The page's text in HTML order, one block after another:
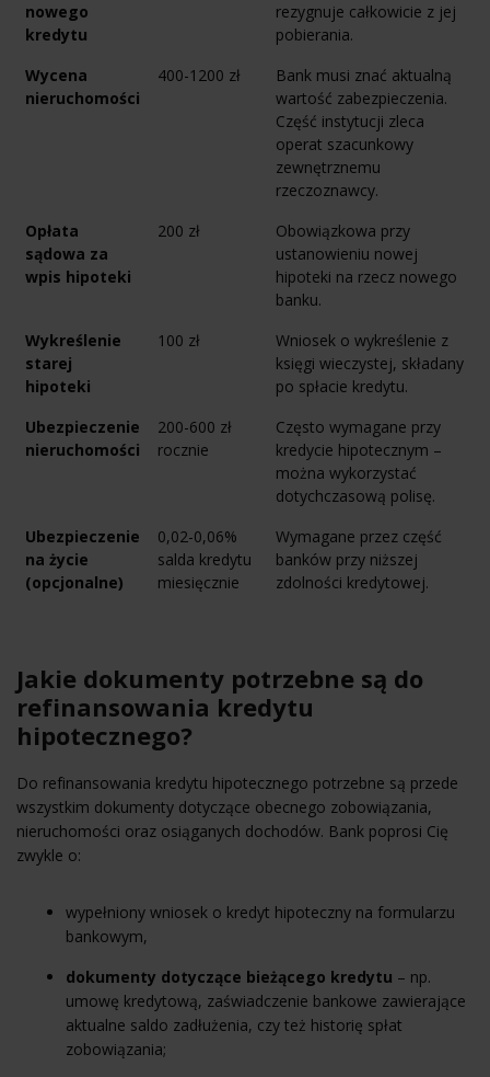
nowego
kredytu
rezygnuje całkowicie z jej
pobierania.
Wycena
nieruchomości
400-1200 zł
Bank musi znać aktualną
wartość zabezpieczenia.
Część instytucji zleca
operat szacunkowy
zewnętrznemu
rzeczoznawcy.
Opłata
sądowa za
wpis hipoteki
200 zł
Obowiązkowa przy
ustanowieniu nowej
hipoteki na rzecz nowego
banku.
Wykreślenie
starej
hipoteki
100 zł
Wniosek o wykreślenie z
księgi wieczystej, składany
po spłacie kredytu.
Ubezpieczenie
nieruchomości
200-600 zł
rocznie
Często wymagane przy
kredycie hipotecznym –
można wykorzystać
dotychczasową polisę.
Ubezpieczenie
na życie
(opcjonalne)
0,02-0,06%
salda kredytu
miesięcznie
Wymagane przez część
banków przy niższej
zdolności kredytowej.
Jakie dokumenty potrzebne są do
refinansowania kredytu
hipotecznego?
Do refinansowania kredytu hipotecznego potrzebne są przede
wszystkim dokumenty dotyczące obecnego zobowiązania,
nieruchomości oraz osiąganych dochodów. Bank poprosi Cię
zwykle o:
wypełniony wniosek o kredyt hipoteczny na formularzu
bankowym,
dokumenty dotyczące bieżącego kredytu – np.
umowę kredytową, zaświadczenie bankowe zawierające
aktualne saldo zadłużenia, czy też historię spłat
zobowiązania;